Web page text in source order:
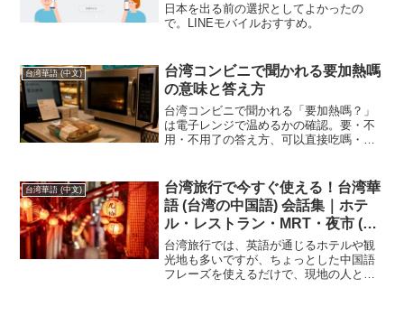
日本を出る前の選択としてよかったの
で。LINEモバイルおすすめ。
台湾華語 (中文)
台湾コンビニで聞かれる要加熱嗎
の意味と答え方
台湾コンビニで聞かれる「要加熱嗎？」
は電子レンジで温めるかの確認。要・不
用・不用了の答え方、可以直接吃嗎・要
理したメモです。
台湾華語 (中文)
台湾旅行で今すぐ使える！台湾華
語 (台湾の中国語) 会話集｜ホテ
ル・レストラン・MRT・夜市 (音
声付き)
台湾旅行では、英語が通じるホテルや観
光地も多いですが、ちょっとした中国語
フレーズを使えるだけで、現地の人との